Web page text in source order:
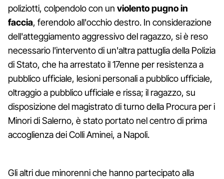
poliziotti, colpendolo con un violento pugno in
faccia, ferendolo all'occhio destro. In considerazione
dell'atteggiamento aggressivo del ragazzo, si è reso
necessario l'intervento di un'altra pattuglia della Polizia
di Stato, che ha arrestato il 17enne per resistenza a
pubblico ufficiale, lesioni personali a pubblico ufficiale,
oltraggio a pubblico ufficiale e rissa; il ragazzo, su
disposizione del magistrato di turno della Procura per i
Minori di Salerno, è stato portato nel centro di prima
accoglienza dei Colli Aminei, a Napoli.
Gli altri due minorenni che hanno partecipato alla